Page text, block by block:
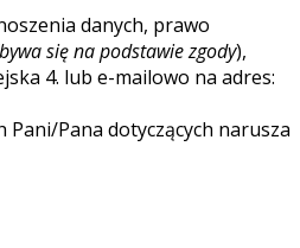
danych, prawo
się na podstawie zgody),
4. lub e-mailowo na adres:
Pana dotyczących narusza